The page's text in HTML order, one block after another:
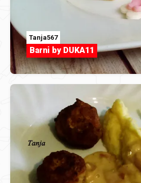
Tanja567
Barni by DUKA11